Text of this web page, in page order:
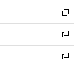
く
ウ
で
開
く
ン
ド
ウ
で
開
く
ウ
ィ
ン
ド
ウ
で
開
し
い
ウ
ィ
ン
ド
ウ
新
し
い
ウ
ィ
ン
新
し
い
ウ
新
し